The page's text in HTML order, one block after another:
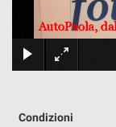
DOVE SIAMO
Condizioni
tracciamento
adottiamo
per
offrire
e